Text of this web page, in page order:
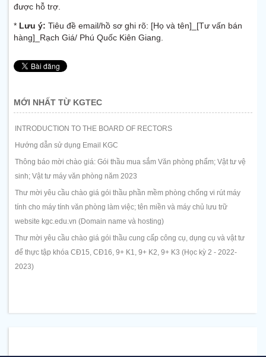
được hỗ trợ.
* Lưu ý: Tiêu đề email/hồ sơ ghi rõ: [Họ và tên]_[Tư vấn bán
hàng]_Rạch Giá/ Phú Quốc Kiên Giang.
MỚI NHẤT TỪ KGTEC
INTRODUCTION TO THE BOARD OF RECTORS
Hướng dẫn sử dụng Email KGC
Thông báo mời chào giá: Gói thầu mua sắm Văn phòng phẩm; Vật tư vệ
sinh; Vật tư máy văn phòng năm 2023
Thư mời yêu cầu chào giá gói thầu phần mềm phòng chống vi rút máy
tính cho máy tính văn phòng làm việc; tên miền và máy chủ lưu trữ
website kgc.edu.vn (Domain name và hosting)
Thư mời yêu cầu chào giá gói thầu cung cấp công cụ, dụng cụ và vật tư
để thực tập khóa CĐ15, CĐ16, 9+ K1, 9+ K2, 9+ K3 (Học kỳ 2 - 2022-
2023)